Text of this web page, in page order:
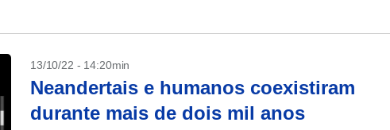
13/10/22 - 14:20min
Neandertais e humanos coexistiram
durante mais de dois mil anos